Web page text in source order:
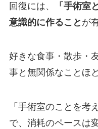
回復には、
「手術室
意識的に作ること が
好きな食事・散歩・
事と無関係なことほ
「手術室のことを考
で、消耗のペースは